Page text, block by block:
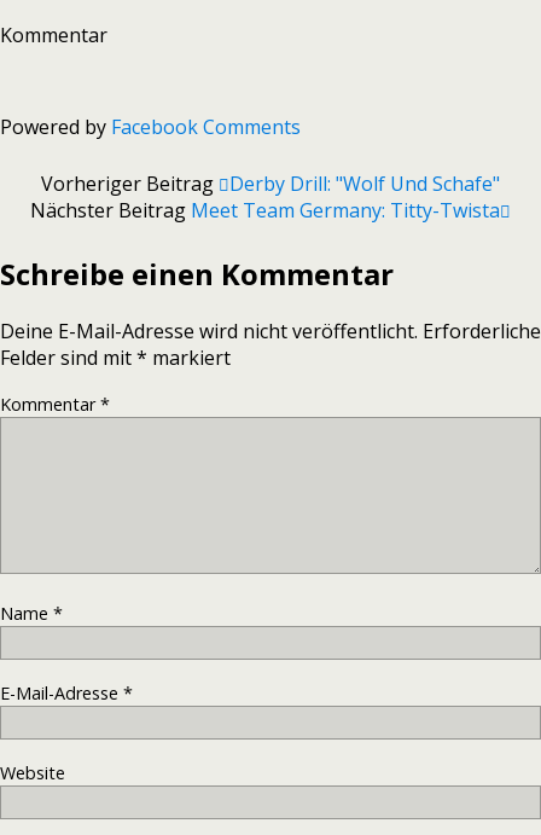
Kommentar
Powered by Facebook Comments
Vorheriger Beitrag
Derby Drill: "Wolf Und Schafe"
Nächster Beitrag Meet Team Germany: Titty-Twista
Schreibe einen Kommentar
Deine E-Mail-Adresse wird nicht veröffentlicht. Erforderliche
Felder sind mit* markiert
Kommentar*
Name *
E-Mail-Adresse *
Website